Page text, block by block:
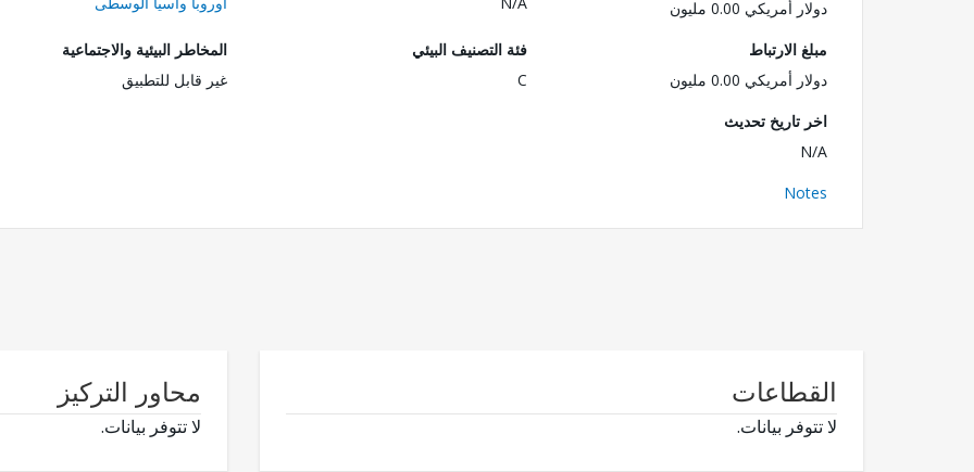
دولار أمريكي 0.00 مليون
مبلغ الارتباط
دولار أمريكي 0.00 مليون
فئة التصنيف البيئي
C
المخاطر البيئية والاجتماعية
غير قابل للتطبيق
اخر تاريخ تحديث
N/A
Notes
القطاعات
لا تتوفر بيانات.
محاور التركيز
لا تتوفر بيانات.